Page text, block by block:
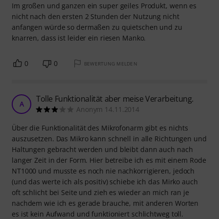
Im großen und ganzen ein super geiles Produkt, wenn es
nicht nach den ersten 2 Stunden der Nutzung nicht
anfangen würde so dermaßen zu quietschen und zu
knarren, dass ist leider ein riesen Manko.
0 0 BEWERTUNG MELDEN
A Tolle Funktionalität aber meise Verarbeitung.
Anonym 14.11.2014
Über die Funktionalität des Mikrofonarm gibt es nichts
auszusetzen. Das Mikro kann schnell in alle Richtungen und
Haltungen gebracht werden und bleibt dann auch nach
langer Zeit in der Form. Hier betreibe ich es mit einem Rode
NT1000 und musste es noch nie nachkorrigieren, jedoch
(und das werte ich als positiv) schiebe ich das Mirko auch
oft schlicht bei Seite und zieh es wieder an mich ran je
nachdem wie ich es gerade brauche, mit anderen Worten
es ist kein Aufwand und funktioniert schlichtweg toll.